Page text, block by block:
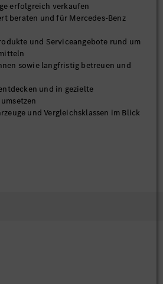
erfolgreich verkaufen
beraten und für Mercedes-Benz
und Serviceangebote rund um
sowie langfristig betreuen und
und in gezielte
und Vergleichsklassen im Blick